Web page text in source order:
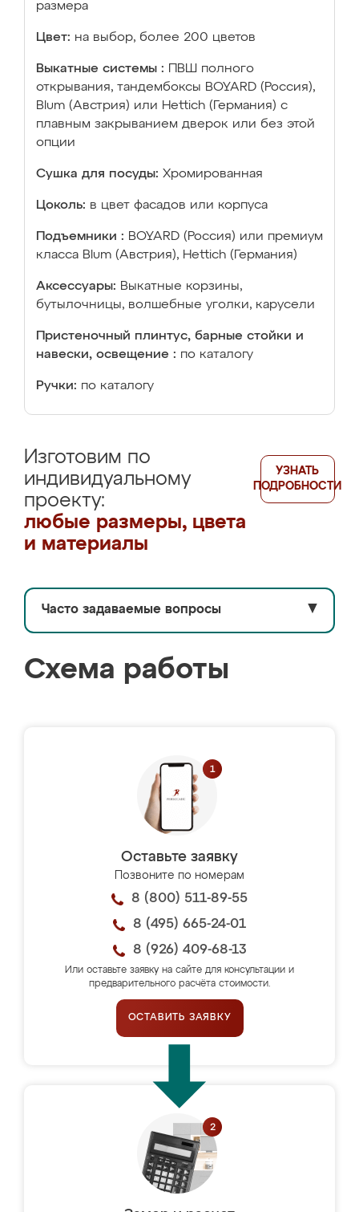
размера
Цвет: на выбор, более 200 цветов
Выкатные системы :
ПВШ полного
открывания, тандембоксы BOYARD (Россия),
Blum (Австрия) или Hettich (Германия) с
плавным закрыванием дверок или без этой
опции
Сушка для посуды: Хромированная
Цоколь: в цвет фасадов или корпуса
Подъемники : BOYARD (Россия) или премиум
класса Blum (Австрия), Hettich (Германия)
Аксессуары: Выкатные корзины,
бутылочницы, волшебные уголки, карусели
Пристеночный плинтус, барные стойки и
навески, освещение : по каталогу
Ручки: по каталогу
Изготовим по
индивидуальному
проекту:
любые размеры, цвета
и материалы
УЗНАТЬ
ПОДРОБНОСТИ
Часто задаваемые вопросы ▼
Схема работы
Оставьте заявку
Позвоните по номерам
8 (800) 511-89-55
8 (495) 665-24-01
8 (926) 409-68-13
Или оставьте заявку на сайте для консультации и
предварительного расчёта стоимости.
ОСТАВИТЬ ЗАЯВКУ